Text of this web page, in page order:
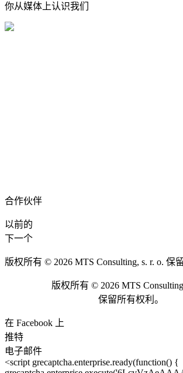
你从媒体上认识我们
合作伙伴
以前的
下一个
版权所有 © 2026 MTS Consulting, s. r. o. 保
版权所有 © 2026 MTS
保留所有权利。
在 Facebook 上
推特
电子邮件
<script grecaptcha.enterprise.ready(function() {